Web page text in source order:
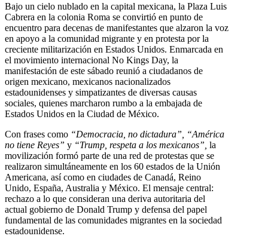
Bajo un cielo nublado en la capital mexicana, la Plaza Luis
Cabrera en la colonia Roma se convirtió en punto de
encuentro para decenas de manifestantes que alzaron la voz
en apoyo a la comunidad migrante y en protesta por la
creciente militarización en Estados Unidos. Enmarcada en
el movimiento internacional No Kings Day, la
manifestación de este sábado reunió a ciudadanos de
origen mexicano, mexicanos nacionalizados
estadounidenses y simpatizantes de diversas causas
sociales, quienes marcharon rumbo a la embajada de
Estados Unidos en la Ciudad de México.
Con frases como “Democracia, no dictadura”, “América
no tiene Reyes” y “Trump, respeta a los mexicanos”, la
movilización formó parte de una red de protestas que se
realizaron simultáneamente en los 60 estados de la Unión
Americana, así como en ciudades de Canadá, Reino
Unido, España, Australia y México. El mensaje central:
rechazo a lo que consideran una deriva autoritaria del
actual gobierno de Donald Trump y defensa del papel
fundamental de las comunidades migrantes en la sociedad
estadounidense.